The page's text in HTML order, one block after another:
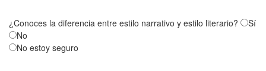
¿Conoces la diferencia entre estilo narrativo y estilo literario?
Sí
No
No estoy seguro